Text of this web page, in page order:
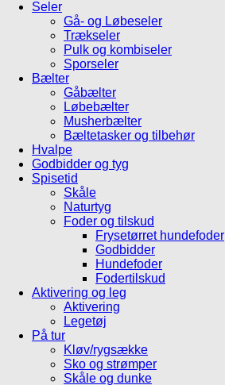
Seler
Gå- og Løbeseler
Trækseler
Pulk og kombiseler
Sporseler
Bælter
Gåbælter
Løbebælter
Musherbælter
Bæltetasker og tilbehør
Hvalpe
Godbidder og tyg
Spisetid
Skåle
Naturtyg
Foder og tilskud
Frysetørret hundefoder
Godbidder
Hundefoder
Fodertilskud
Aktivering og leg
Aktivering
Legetøj
På tur
Kløv/rygsække
Sko og strømper
Skåle og dunke